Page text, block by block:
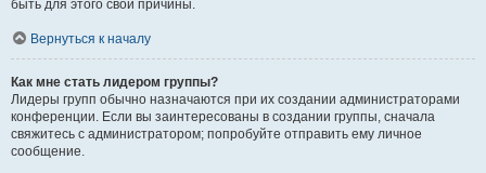
быть для этого свои причины.
Вернуться к началу
Как мне стать лидером группы?
Лидеры групп обычно назначаются при их создании администраторами
конференции. Если вы заинтересованы в создании группы, сначала
свяжитесь с администратором; попробуйте отправить ему личное
сообщение.